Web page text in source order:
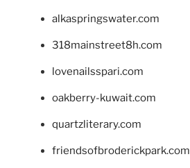
alkaspringswater.com
318mainstreet8h.com
lovenailsspari.com
oakberry-kuwait.com
quartzliterary.com
friendsofbroderickpark.com